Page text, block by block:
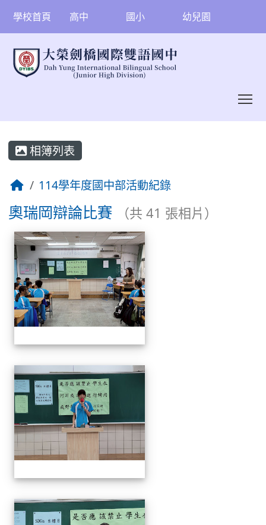
學校首頁 高中 國小 幼兒園
相簿列表
114學年度國中部活動紀錄
奧瑞岡辯論比賽 （共 41 張相片）
相簿列表 奧瑞岡辯論比賽
奧瑞岡辯論比賽
奧瑞岡辯論比賽